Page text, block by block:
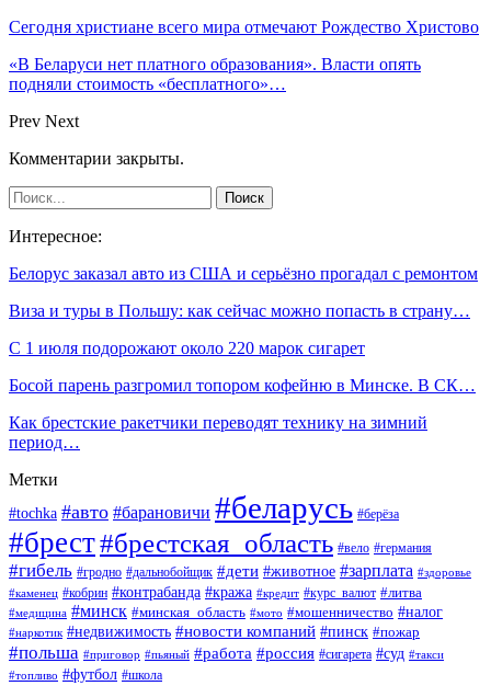
Сегодня христиане всего мира отмечают Рождество Христово
«В Беларуси нет платного образования». Власти опять
подняли стоимость «бесплатного»…
Prev Next
Комментарии закрыты.
Интересное:
Белорус заказал авто из США и серьёзно прогадал с ремонтом
Виза и туры в Польшу: как сейчас можно попасть в страну…
С 1 июля подорожают около 220 марок сигарет
Босой парень разгромил топором кофейню в Минске. В СК…
Как брестские ракетчики переводят технику на зимний
период…
Метки
#tochka #авто #барановичи #беларусь #берёза
#брест#брестская_область #вело #германия
#гибель #гродно #дальнобойщик #дети #животное #зарплата #здоровье
#каменец #кобрин #контрабанда #кража #кредит #курс_валют #литва
#медицина #минск #минская_область #мото #мошенничество #налог
#наркотик #недвижимость #новости компаний #пинск #пожар
#польша #приговор #пьяный #работа #россия #сигарета #суд #такси
#топливо #футбол #школа